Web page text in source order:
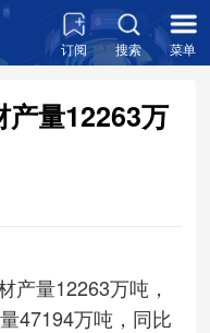
订阅 搜索 菜单
产量12263万
产量12263万吨，
47194万吨，同比